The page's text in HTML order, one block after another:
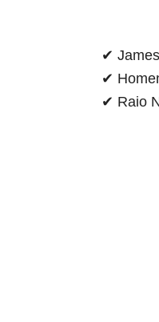
✔
✔
✔ Raio